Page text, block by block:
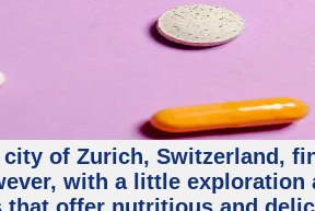
of Zurich, Switzerland,
with a little